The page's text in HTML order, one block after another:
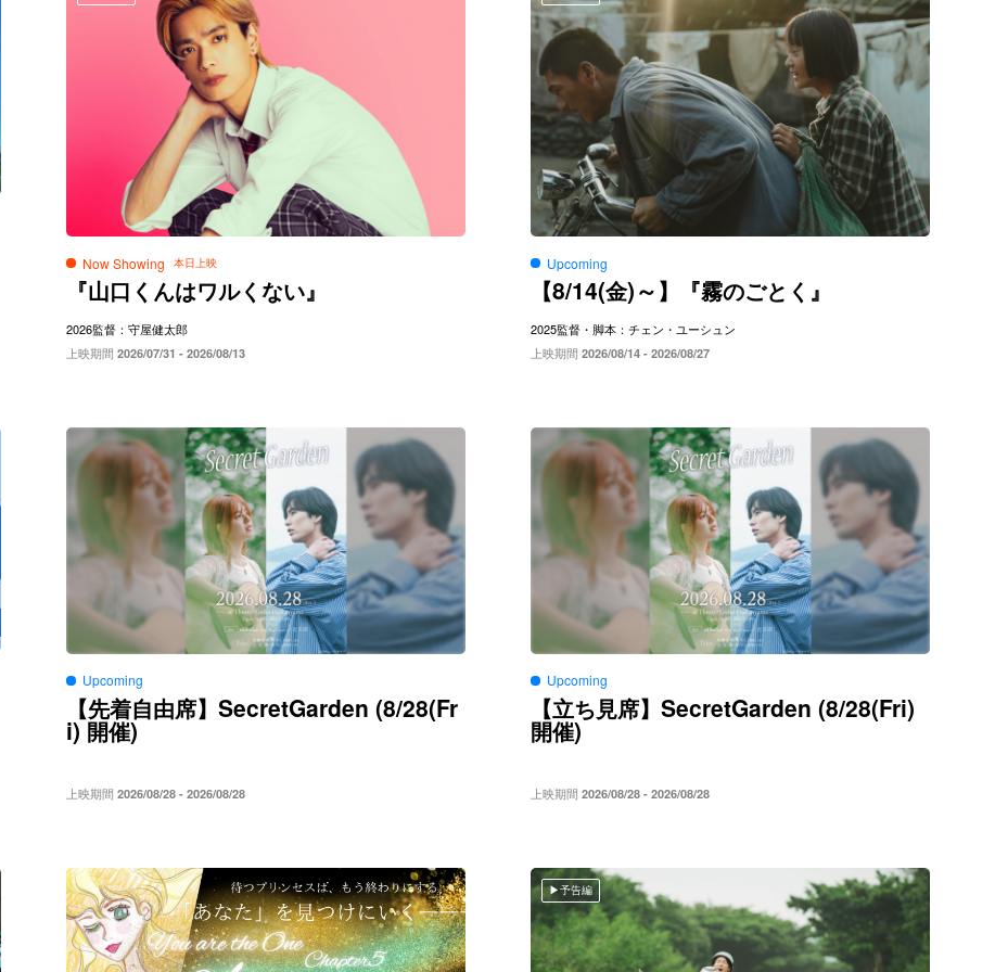
Now Showing
『山口くんはワルくない』
2026監督：守屋健太郎
上映期間 2026/07/31 - 2026/08/13
Upcoming
【8/14(金)～】『霧のごとく』
2025監督・脚本：チェン・ユーシュン
上映期間 2026/08/14 - 2026/08/27
Upcoming
【先着自由席】 SecretGarden (8/28(Fr
i)開催)
上映期間 2026/08/28 - 2026/08/28
Upcoming
【立ち見席】 SecretGarden (8/28(Fri)
開催)
上映期間 2026/08/28 - 2026/08/28
予告編